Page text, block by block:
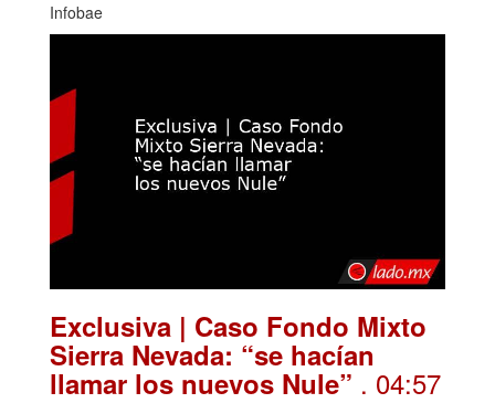
Infobae
Exclusiva | Caso Fondo Mixto
Sierra Nevada: “se hacían
llamar los nuevos Nule” . 04:57